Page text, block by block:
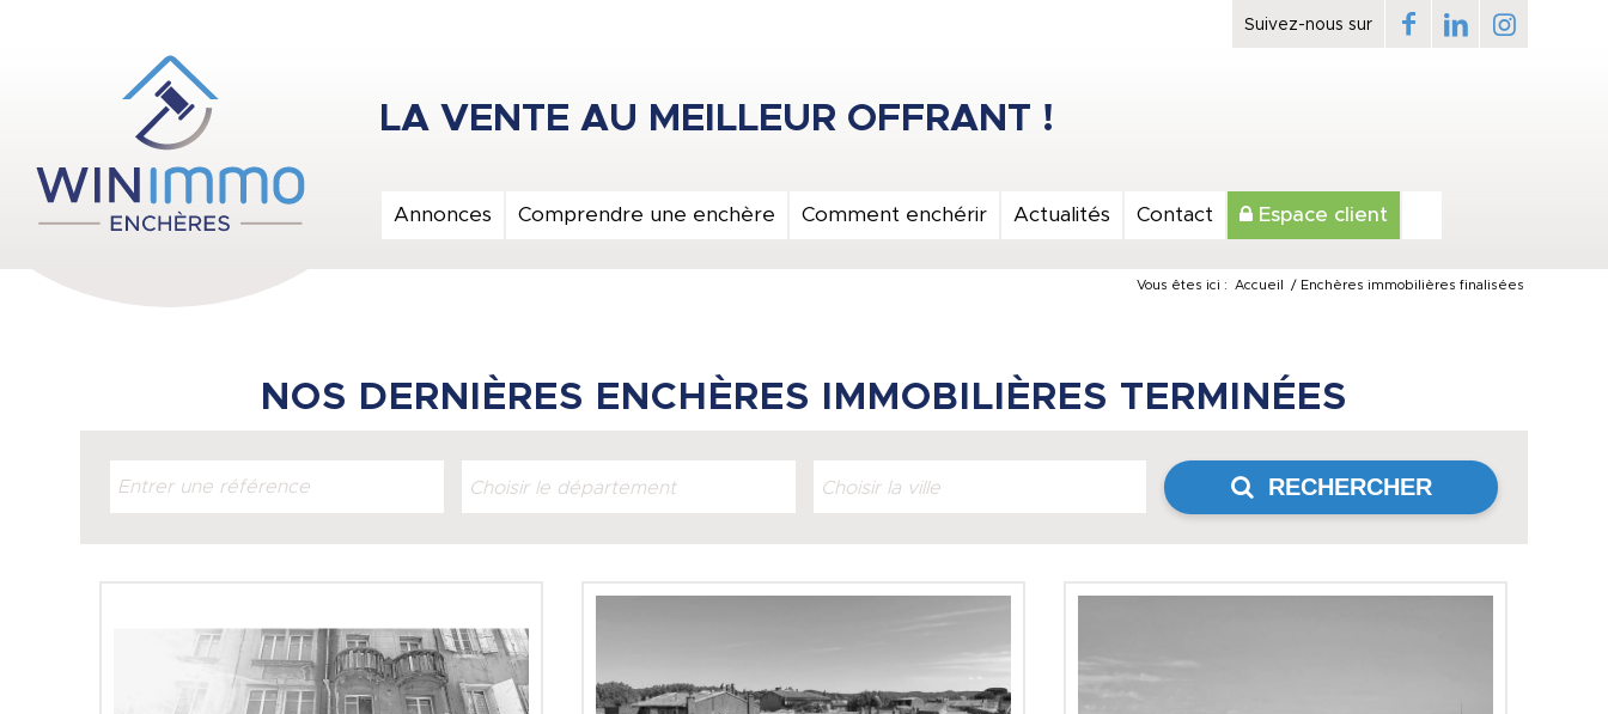
Annonces Comprendre une enchère Comment enchérir Actualités Contact Espace client
Vous êtes ici : Accueil / Enchères immobilières finalisées
NOS DERNIÈRES ENCHÈRES IMMOBILIÈRES TERMINÉES
RECHERCHER